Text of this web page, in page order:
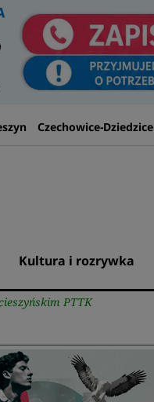
Czechowice-Dziedzice
Kultura i rozrywka
PTTK